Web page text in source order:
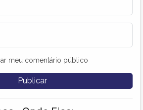
meu comentário público